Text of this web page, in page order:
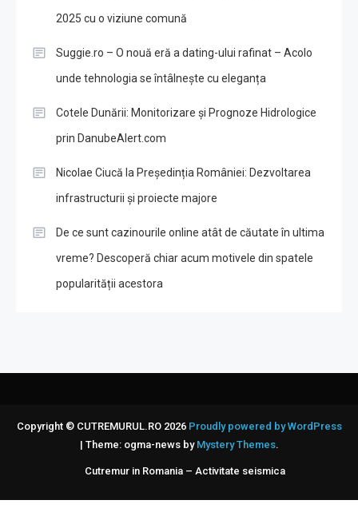
2025 cu o viziune comună
Suggie.ro – O nouă eră a dating-ului rafinat – Acolo
unde tehnologia se întâlnește cu eleganța
Cotele Dunării: Monitorizare și Prognoze Hidrologice
prin DanubeAlert.com
Nicolae Ciucă la Președinția României: Dezvoltarea
infrastructurii și proiecte majore
De ce sunt cazinourile online atât de căutate în ultima
vreme? Descoperă chiar acum motivele din spatele
popularității acestora
Copyright © CUTREMURUL.RO 2026 Proudly powered by WordPress
| Theme: ogma-news by Mystery Themes.
Cutremur in Romania – Activitate seismica